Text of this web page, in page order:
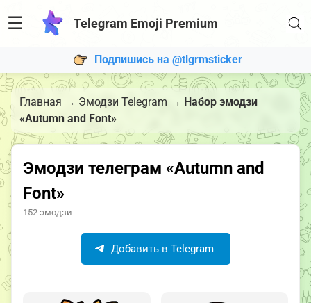
☰ Telegram Emoji Premium
Подпишись на @tlgrmsticker
Главная → Эмодзи Telegram → Набор эмодзи
«Autumn and Font»
Эмодзи телеграм «Autumn and
Font»
152 эмодзи
Добавить в Telegram